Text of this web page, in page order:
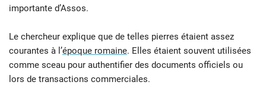
importante d’Assos.
Le chercheur explique que de telles pierres étaient assez
courantes à l’époque romaine. Elles étaient souvent utilisées
comme sceau pour authentifier des documents officiels ou
lors de transactions commerciales.